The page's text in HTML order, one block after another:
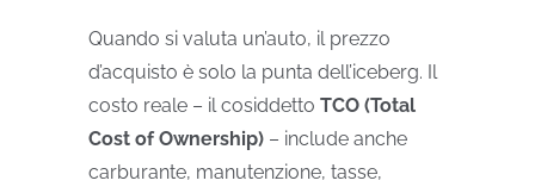
Quando si valuta un’auto, il prezzo
d’acquisto è solo la punta dell’iceberg. Il
costo reale – il cosiddetto TCO (Total
Cost of Ownership) – include anche
carburante, manutenzione, tasse,